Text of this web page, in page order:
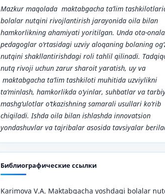
Mazkur maqolada maktabgacha ta’lim
bolalar nutqini rivojlantirish jarayonida oila bilan
hamkorlikning ahamiyati yoritilgan. Unda ota-
pedagoglar o‘rtasidagi uzviy aloqaning bolaning
nutqini shakllantirishdagi roli tahlil qilinadi.
nutq rivoji uchun zarur sharoit yaratish, uy va
maktabgacha ta’lim tashkiloti muhitida uzviylikni
ta’minlash, hamkorlikda o‘yinlar, suhbatlar va
mashg‘ulotlar o‘tkazishning samarali usullari ko‘rib
chiqiladi. Ishda oila bilan ishlashda innovatsion
yondashuvlar va tajribalar asosida tavsiyalar
Библиографические ссылки
Karimova V.A. Maktabgacha yoshdagi bolalar